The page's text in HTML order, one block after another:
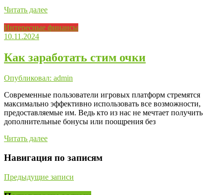
Читать далее
Интересные финансы
10.11.2024
Как заработать стим очки
Опубликовал: admin
Современные пользователи игровых платформ стремятся
максимально эффективно использовать все возможности,
предоставляемые им. Ведь кто из нас не мечтает получить
дополнительные бонусы или поощрения без
Читать далее
Навигация по записям
Предыдущие записи